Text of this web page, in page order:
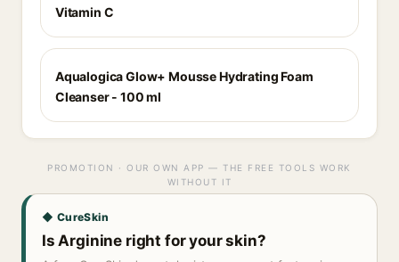
Vitamin C
Aqualogica Glow+ Mousse Hydrating Foam
Cleanser - 100 ml
PROMOTION · OUR OWN APP — THE FREE TOOLS WORK
WITHOUT IT
◆ CureSkin
Is Arginine right for your skin?